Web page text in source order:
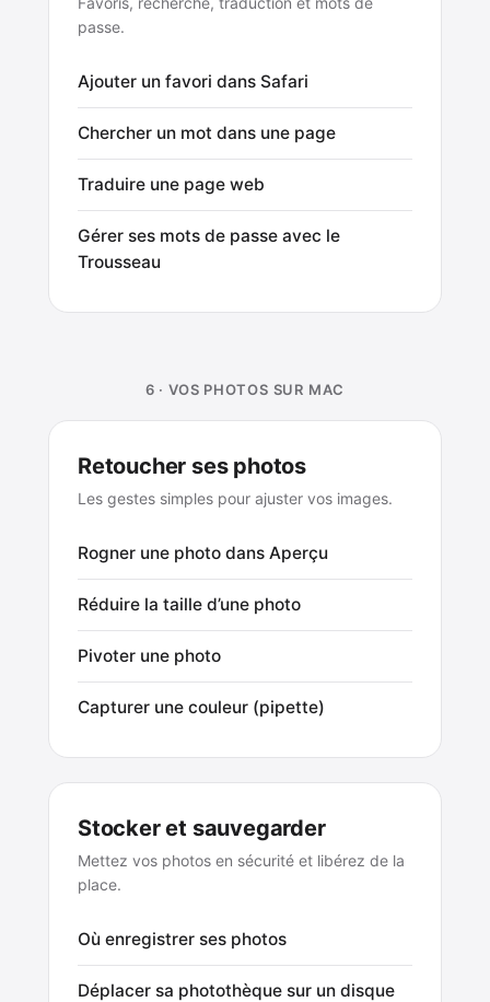
passe.
Ajouter un favori dans Safari
Chercher un mot dans une page
Traduire une page web
Gérer ses mots de passe avec le
Trousseau
6 · VOS PHOTOS SUR MAC
Retoucher ses photos
Les gestes simples pour ajuster vos images.
Rogner une photo dans Aperçu
Réduire la taille d’une photo
Pivoter une photo
Capturer une couleur (pipette)
Stocker et sauvegarder
Mettez vos photos en sécurité et libérez de la
place.
Où enregistrer ses photos
Déplacer sa photothèque sur un disque